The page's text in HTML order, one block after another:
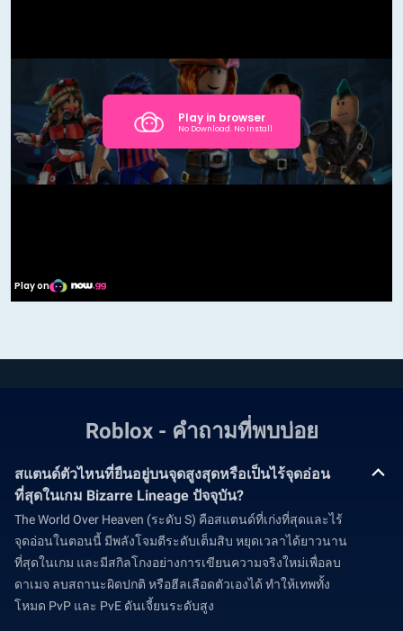
Roblox - คำถามที่พบบ่อย
สแตนด์ตัวไหนที่ยืนอยู่บนจุดสูงสุดหรือเป็นไร้จุดอ่อน
ที่สุดในเกม Bizarre Lineage ปัจจุบัน?
The World Over Heaven (ระดับ S) คือสแตนด์ที่เก่งที่สุดและไร้
จุดอ่อนในตอนนี้ มีพลังโจมตีระดับเต็มสิบ หยุดเวลาได้ยาวนาน
ที่สุดในเกม และมีสกิลโกงอย่างการเขียนความจริงใหม่เพื่อลบ
ดาเมจ ลบสถานะผิดปกติ หรือฮีลเลือดตัวเองได้ ทำให้เทพทั้ง
โหมด PvP และ PvE ดันเจี้ยนระดับสูง